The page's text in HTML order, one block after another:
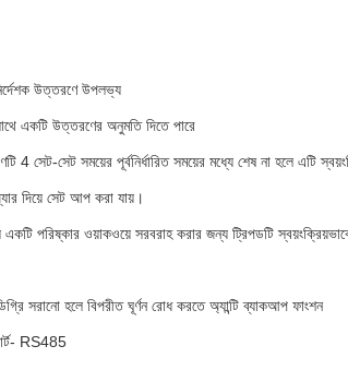
উত্তরণে উপলভ্য
একটি উত্তরণের অনুমতি দিতে পারে
4 সেট-সেট সময়ের পূর্বনির্ধারিত সময়ের মধ্যে শেষ না হলে এটি
দিয়ে সেট আপ করা যায়।
পরিষ্কার ওয়াকওয়ে সরবরাহ করার জন্য ট্রিপডটি
সরানো হলে বিপরীত ঘূর্ণন রোধ করতে অ্যান্টি ব্যাকআপ ফাংশন
RS485